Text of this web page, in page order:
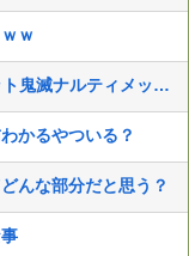
ｗ
ぴろし社長ブチギレ「ジョジョASBカカロット鬼滅ナルティメット作ったのにジャンブ公式にブロックされたんだが⁉」
かるやついる？
んな部分だと思う？